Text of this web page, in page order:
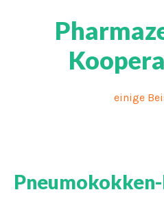
einige